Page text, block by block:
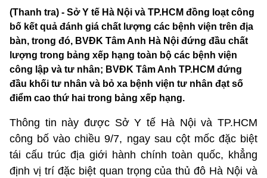
(Thanh tra) - Sở Y tế Hà Nội và TP.HCM đồng loạt công
bố kết quả đánh giá chất lượng các bệnh viện trên địa
bàn, trong đó, BVĐK Tâm Anh Hà Nội đứng đầu chất
lượng trong bảng xếp hạng toàn bộ các bệnh viện
công lập và tư nhân; BVĐK Tâm Anh TP.HCM đứng
đầu khối tư nhân và bỏ xa bệnh viện tư nhân đạt số
điểm cao thứ hai trong bảng xếp hạng.
Thông tin này được Sở Y tế Hà Nội và TP.HCM
công bố vào chiều 9/7, ngay sau cột mốc đặc biệt
tái cấu trúc địa giới hành chính toàn quốc, khẳng
định vị trí đặc biệt quan trọng của thủ đô Hà Nội và